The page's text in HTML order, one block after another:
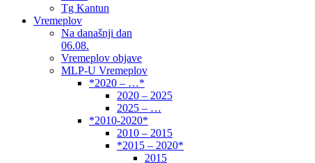
Tg Kantun
Vremeplov
Na današnji dan
06.08.
Vremeplov objave
MLP-U Vremeplov
*2020 – …*
2020 – 2025
2025 – …
*2010-2020*
2010 – 2015
*2015 – 2020*
2015